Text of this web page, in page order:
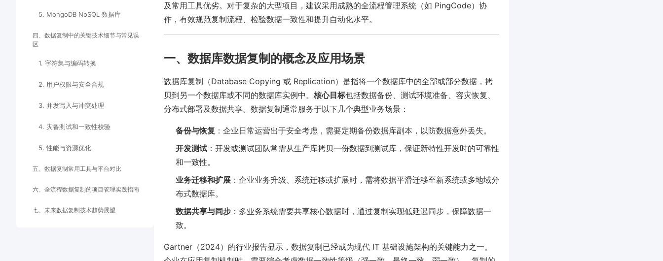
5. MongoDB NoSQL 数据库
四、数据复制中的关键技术细节与常见误
区
1. 字符集与编码转换
2. 用户权限与安全合规
3. 并发写入与冲突处理
4. 灾备测试和一致性校验
5. 性能与资源优化
五、数据复制常用工具与平台对比
六、全流程数据复制的项目管理实践指南
七、未来数据复制技术趋势展望
及常用工具优劣。对于复杂的大型项目，建议采用成熟的全流程管理系统（如 PingCode）协
作，有效规范复制流程、检验数据一致性和提升自动化水平。
一、数据库数据复制的概念及应用场景
数据库复制（Database Copying 或 Replication）是指将一个数据库中的全部或部分数据，拷
贝到另一个数据库或不同的数据库实例中。 核心目标包括数据备份、测试环境准备、容灾恢复、
分布式部署及数据共享。数据复制通常服务于以下几个典型业务场景：
备份与恢复 ：企业日常运营出于安全考虑，需要定期备份数据库副本，以防数据意外丢失。
开发测试 ：开发或测试团队常需从生产库拷贝一份数据到测试库，保证新特性开发时的可靠性
和一致性。
业务迁移和扩展 ：企业业务升级、系统迁移或扩展时，需将数据平滑迁移至新系统或多地域分
布式数据库。
数据共享与同步 ：多业务系统需要共享核心数据时，通过复制实现低延迟同步，保障数据一
致。
Gartner（2024）的行业报告显示，数据复制已经成为现代 IT 基础设施架构的关键能力之一。